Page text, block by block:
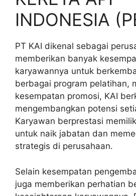
INDONESIA
PT KAI dikenal sebagai
memberikan banyak
karyawannya untuk
berbagai program pelatihan,
kesempatan promosi, KAI
mengembangkan potensi
Karyawan berprestasi
untuk naik jabatan dan
strategis di perusahaan.
Selain kesempatan
juga memberikan perhatian